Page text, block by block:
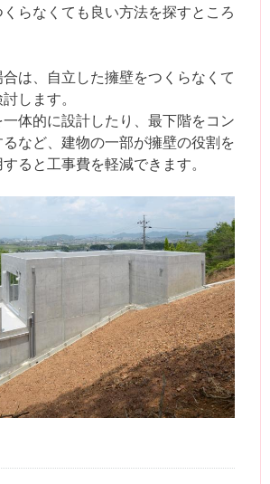
らなくても良い方法を探すところ
は、自立した擁壁をつくらなくて
します。
体的に設計したり、最下階をコン
など、建物の一部が擁壁の役割を
ると工事費を軽減できます。